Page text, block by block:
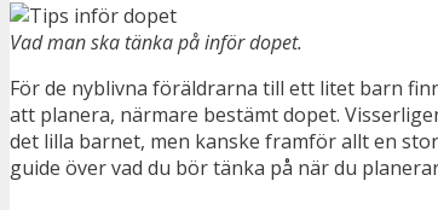
Vad man ska tänka på inför dopet.
För de nyblivna föräldrarna till ett litet barn
att planera, närmare bestämt dopet.
det lilla barnet, men kanske framför allt en
guide över vad du bör tänka på när du